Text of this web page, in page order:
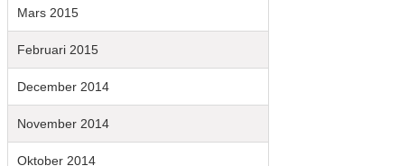
Mars 2015
Februari 2015
December 2014
November 2014
Oktober 2014